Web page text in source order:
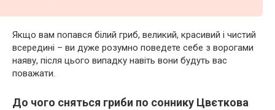
Якщо вам попався білий гриб, великий, красивий і чистий
всередині – ви дуже розумно поведете себе з ворогами
наяву, після цього випадку навіть вони будуть вас
поважати.
До чого сняться гриби по соннику Цвєткова